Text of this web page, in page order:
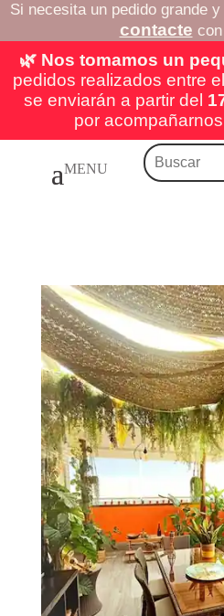
Si necesita un pedido grande
contacte
🌿 Nos tomamos un
pedidos realizados entre el
se enviarán a partir del
por